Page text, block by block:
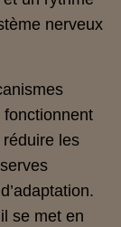
nerveux
les
se met en